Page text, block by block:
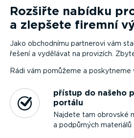
Rozšiřte nabídku
a zlepšete firemní
Jako obchodnímu partnerovi vám
řešení a vydělávat na provizích.
Rádi vám pomůžeme a poskytneme
přístup do našeho
portálu
Najdete tam obrovské
a podpůrných materiálů